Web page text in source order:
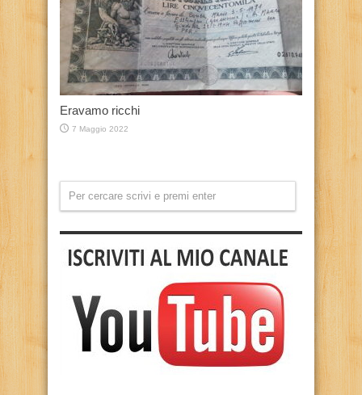
Eravamo ricchi
7 Maggio 2022